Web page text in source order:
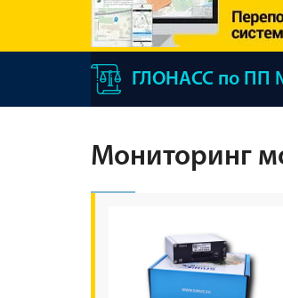
ГЛОНАСС по ПП
Мониторинг